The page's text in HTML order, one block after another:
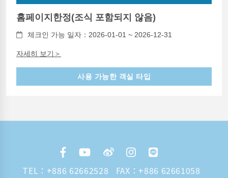
홈페이지한정(조식 포함되지 않음)
체크인 가능 일자：2026-01-01 ~ 2026-12-31
자세히 보기＞
사용 가능한 객실 타입
TEL： +886 62662528
FAX：+886 62661058